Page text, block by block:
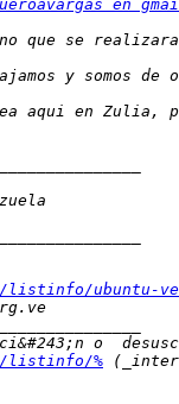
en
listinfo/ubuntu-ve
listinfo/%